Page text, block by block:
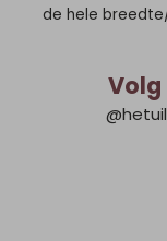
de hele